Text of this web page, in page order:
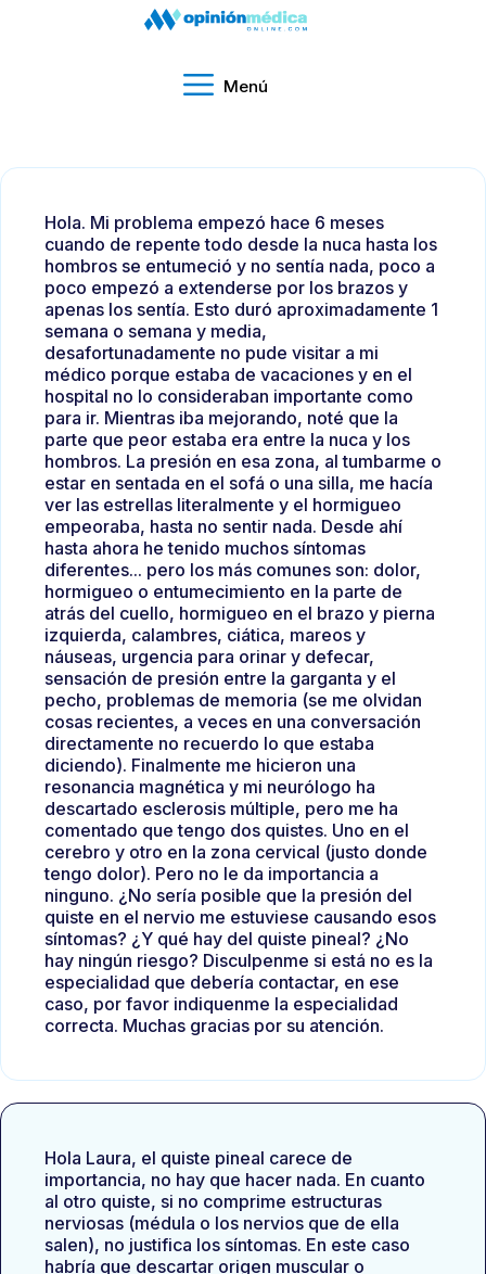
Menú
Hola. Mi problema empezó hace 6 meses
cuando de repente todo desde la nuca hasta los
hombros se entumeció y no sentía nada, poco a
poco empezó a extenderse por los brazos y
apenas los sentía. Esto duró aproximadamente 1
semana o semana y media,
desafortunadamente no pude visitar a mi
médico porque estaba de vacaciones y en el
hospital no lo consideraban importante como
para ir. Mientras iba mejorando, noté que la
parte que peor estaba era entre la nuca y los
hombros. La presión en esa zona, al tumbarme o
estar en sentada en el sofá o una silla, me hacía
ver las estrellas literalmente y el hormigueo
empeoraba, hasta no sentir nada. Desde ahí
hasta ahora he tenido muchos síntomas
diferentes... pero los más comunes son: dolor,
hormigueo o entumecimiento en la parte de
atrás del cuello, hormigueo en el brazo y pierna
izquierda, calambres, ciática, mareos y
náuseas, urgencia para orinar y defecar,
sensación de presión entre la garganta y el
pecho, problemas de memoria (se me olvidan
cosas recientes, a veces en una conversación
directamente no recuerdo lo que estaba
diciendo). Finalmente me hicieron una
resonancia magnética y mi neurólogo ha
descartado esclerosis múltiple, pero me ha
comentado que tengo dos quistes. Uno en el
cerebro y otro en la zona cervical (justo donde
tengo dolor). Pero no le da importancia a
ninguno. ¿No sería posible que la presión del
quiste en el nervio me estuviese causando esos
síntomas? ¿Y qué hay del quiste pineal? ¿No
hay ningún riesgo? Disculpenme si está no es la
especialidad que debería contactar, en ese
caso, por favor indiquenme la especialidad
correcta. Muchas gracias por su atención.
Hola Laura, el quiste pineal carece de
importancia, no hay que hacer nada. En cuanto
al otro quiste, si no comprime estructuras
nerviosas (médula o los nervios que de ella
salen), no justifica los síntomas. En este caso
habría que descartar origen muscular o